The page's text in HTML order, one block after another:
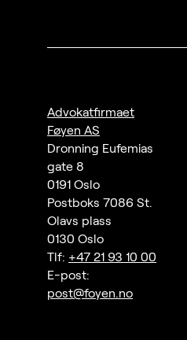
Advokatfirmaet
Føyen AS
Dronning Eufemias
gate 8
0191 Oslo
Postboks 7086 St.
Olavs plass
0130 Oslo
Tlf: +47 21 93 10 00
E-post:
post@foyen.no